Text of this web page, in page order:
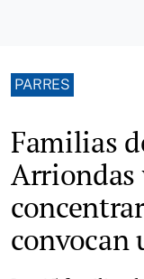
PARRES
Familias
Arriondas
convocan